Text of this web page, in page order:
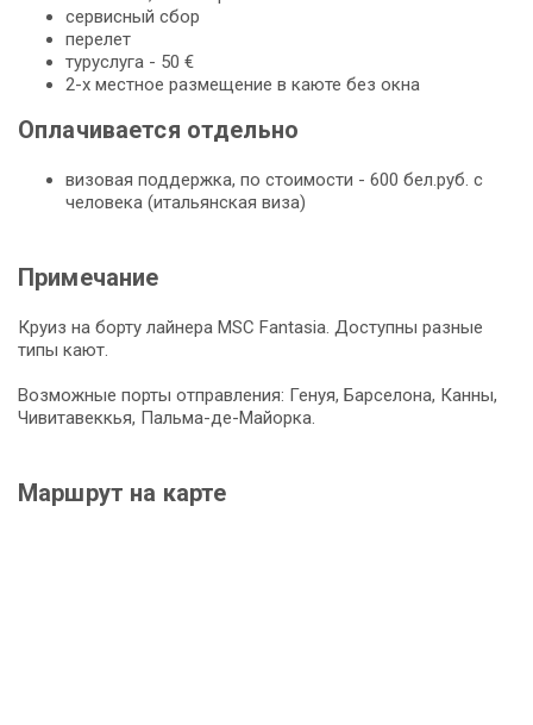
сервисный сбор
перелет
туруслуга - 50 €
2-х местное размещение в каюте без окна
Оплачивается отдельно
визовая поддержка, по стоимости - 600 бел.руб. с
человека (итальянская виза)
Примечание
Круиз на борту лайнера MSC Fantasia. Доступны разные
типы кают.
Возможные порты отправления: Генуя, Барселона, Канны,
Чивитавеккья, Пальма-де-Майорка.
Маршрут на карте